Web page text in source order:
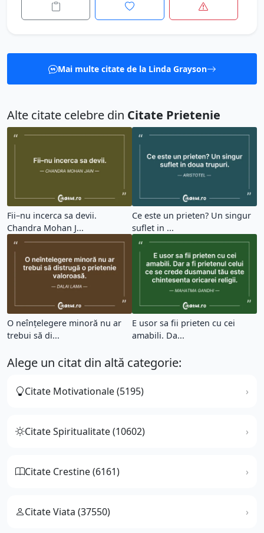
Mai multe citate de la Linda Grayson
Alte citate celebre din Citate Prietenie
Fii–nu incerca sa devii.
Chandra Mohan J...
Ce este un prieten? Un singur
suflet in ...
O neînțelegere minoră nu ar
trebui să di...
E usor sa fii prieten cu cei
amabili. Da...
Alege un citat din altă categorie:
Citate Motivationale (5195)
Citate Spiritualitate (10602)
Citate Crestine (6161)
Citate Viata (37550)